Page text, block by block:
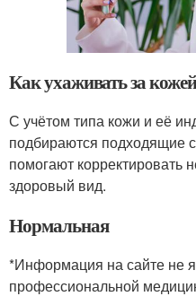
Как ухаживать за
С учётом типа кожи и её
подбираются подходящие
помогают корректировать
здоровый вид.
Нормальная
*Информация на сайте не
профессиональной